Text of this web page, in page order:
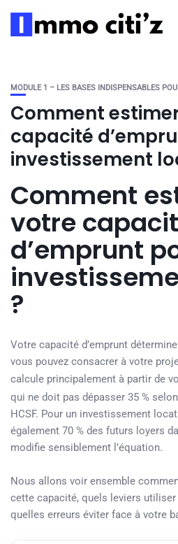
MODULE 1 – LES BASES INDISPENSABLES
Comment
capacité
investissement
Comment
votre
d’emprunt
?
Votre capacité d’emprunt
vous pouvez consacrer à votre
calcule principalement à partir de
qui ne doit pas dépasser 35 %
HCSF. Pour un investissement
également 70 % des futurs loyers
modifie sensiblement l’équation.
Nous allons voir ensemble
cette capacité, quels leviers utiliser
quelles erreurs éviter face à votre